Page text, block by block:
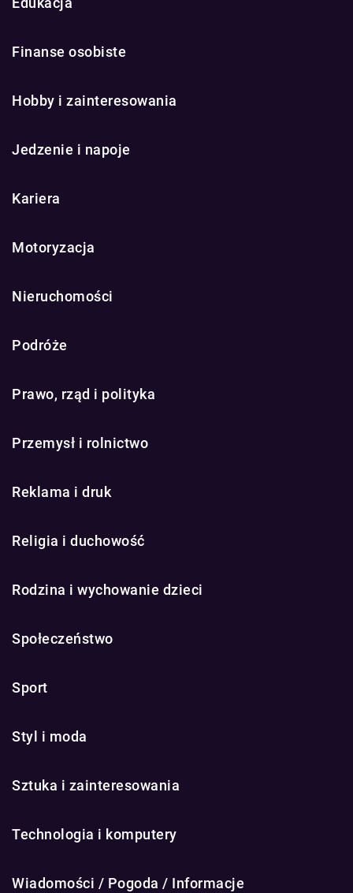
Finanse osobiste
Hobby i zainteresowania
Jedzenie i napoje
Kariera
Motoryzacja
Nieruchomości
Podróże
Prawo, rząd i polityka
Przemysł i rolnictwo
Reklama i druk
Religia i duchowość
Rodzina i wychowanie dzieci
Społeczeństwo
Sport
Styl i moda
Sztuka i zainteresowania
Technologia i komputery
Wiadomości / Pogoda / Informacje